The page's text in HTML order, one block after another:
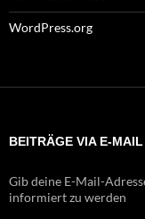
WordPress.org
BEITRÄGE VIA E-
Gib deine E-Mail-
informiert zu werden